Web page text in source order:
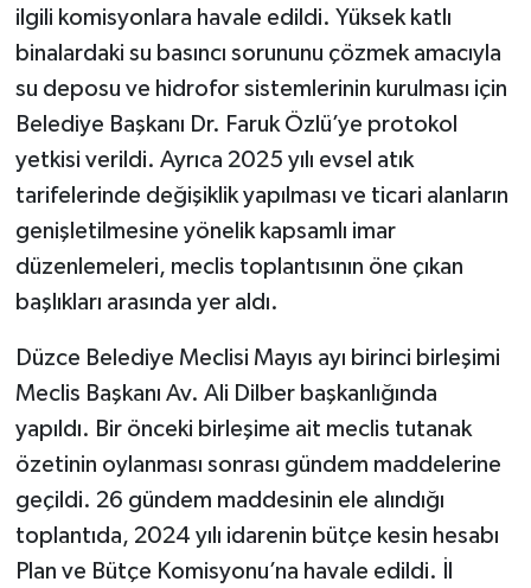
ilgili komisyonlara havale edildi. Yüksek katlı
binalardaki su basıncı sorununu çözmek amacıyla
su deposu ve hidrofor sistemlerinin kurulması için
Belediye Başkanı Dr. Faruk Özlü’ye protokol
yetkisi verildi. Ayrıca 2025 yılı evsel atık
tarifelerinde değişiklik yapılması ve ticari alanların
genişletilmesine yönelik kapsamlı imar
düzenlemeleri, meclis toplantısının öne çıkan
başlıkları arasında yer aldı.
Düzce Belediye Meclisi Mayıs ayı birinci birleşimi
Meclis Başkanı Av. Ali Dilber başkanlığında
yapıldı. Bir önceki birleşime ait meclis tutanak
özetinin oylanması sonrası gündem maddelerine
geçildi. 26 gündem maddesinin ele alındığı
toplantıda, 2024 yılı idarenin bütçe kesin hesabı
Plan ve Bütçe Komisyonu’na havale edildi. İl